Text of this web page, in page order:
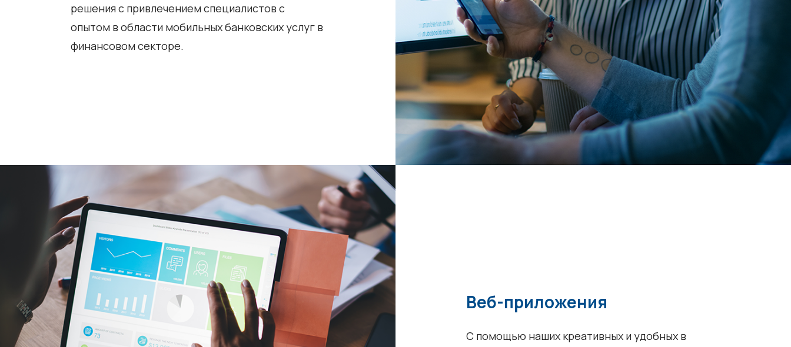
решения с привлечением специалистов с
опытом в области мобильных банковских услуг в
финансовом секторе.
Веб-приложения
С помощью наших креативных и удобных в